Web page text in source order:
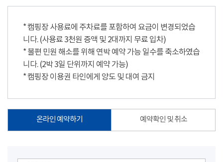
* 캠핑장 사용료에 주차료를 포함하여 요금이 변경되었습
니다. (사용료 3천원 증액 및 2대까지 무료 입차)
* 불편 민원 해소를 위해 연박 예약 가능 일수를 축소하였습
니다. (2박 3일 단위까지 예약 가능)
* 캠핑장 이용권 타인에게 양도 및 대여 금지
온라인 예약하기 예약확인 및 취소